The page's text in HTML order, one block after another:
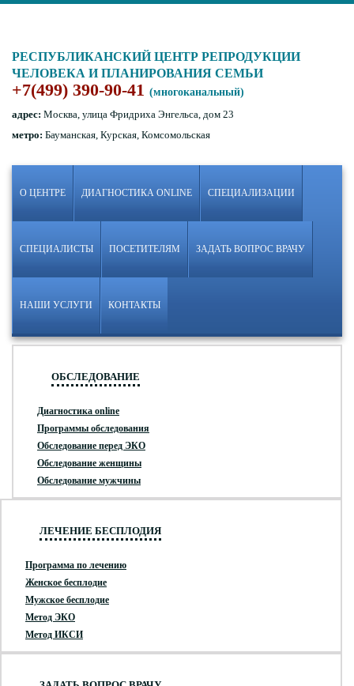
РЕСПУБЛИКАНСКИЙ ЦЕНТР РЕПРОДУКЦИИ
ЧЕЛОВЕКА И ПЛАНИРОВАНИЯ СЕМЬИ
+7(499) 390-90-41 (многоканальный)
адрес: Москва, улица Фридриха Энгельса, дом 23
метро: Бауманская, Курская, Комсомольская
О ЦЕНТРЕ ДИАГНОСТИКА ONLINE СПЕЦИАЛИЗАЦИИ
СПЕЦИАЛИСТЫ ПОСЕТИТЕЛЯМ ЗАДАТЬ ВОПРОС ВРАЧУ
НАШИ УСЛУГИ КОНТАКТЫ
ОБСЛЕДОВАНИЕ
Диагностика online
Программы обследования
Обследование перед ЭКО
Обследование женщины
Обследование мужчины
ЛЕЧЕНИЕ БЕСПЛОДИЯ
Программа по лечению
Женское бесплодие
Мужское бесплодие
Метод ЭКО
Метод ИКСИ